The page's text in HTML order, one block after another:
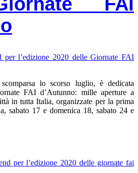
lo scorso luglio, è dedicata
FAI d’Autunno: mille aperture a
in tutta Italia, organizzate per la prima
sabato 17 e domenica 18, sabato 24 e
per l’edizione 2020 delle giornate fai